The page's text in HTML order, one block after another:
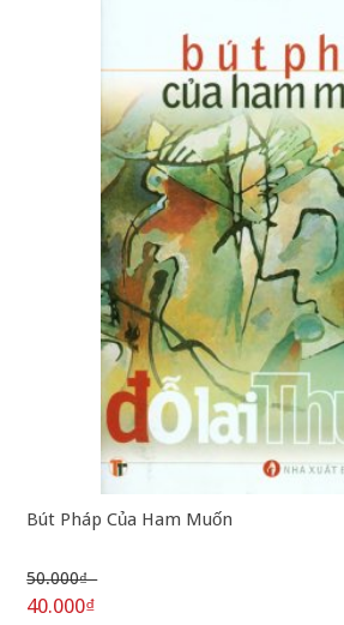
Bút Pháp Của Ham Muốn
50.000₫
40.000₫